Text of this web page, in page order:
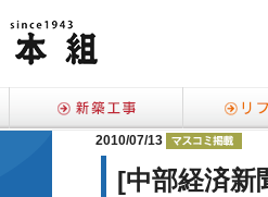
新築工事
お知らせ
2010/07/13
[中部経済